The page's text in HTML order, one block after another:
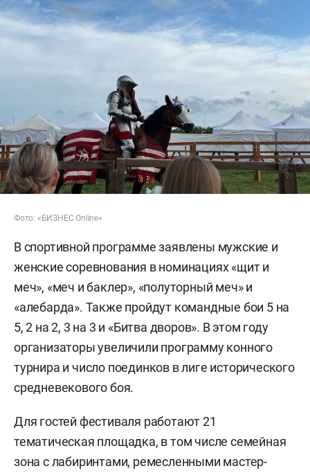
Фото: «БИЗНЕС Online»
В спортивной программе заявлены мужские и
женские соревнования в номинациях «щит и
меч», «меч и баклер», «полуторный меч» и
«алебарда». Также пройдут командные бои 5 на
5, 2 на 2, 3 на 3 и «Битва дворов». В этом году
организаторы увеличили программу конного
турнира и число поединков в лиге исторического
средневекового боя.
Для гостей фестиваля работают 21
тематическая площадка, в том числе семейная
зона с лабиринтами, ремесленными мастер-